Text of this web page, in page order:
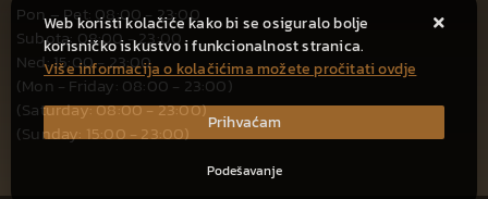
Pon – Pet: 08:00 - 23:00
Subota: 08:00 - 23:00
Ned: 15:00 - 23:00
(Mon - Friday: 08:00 - 23:00)
(Saturday: 08:00 - 23:00)
(Sunday: 15:00 - 23:00)
Web koristi kolačiće kako bi se osiguralo bolje
korisničko iskustvo i funkcionalnost stranica.
Više informacija o kolačićima možete pročitati ovdje
Prihvaćam
Podešavanje